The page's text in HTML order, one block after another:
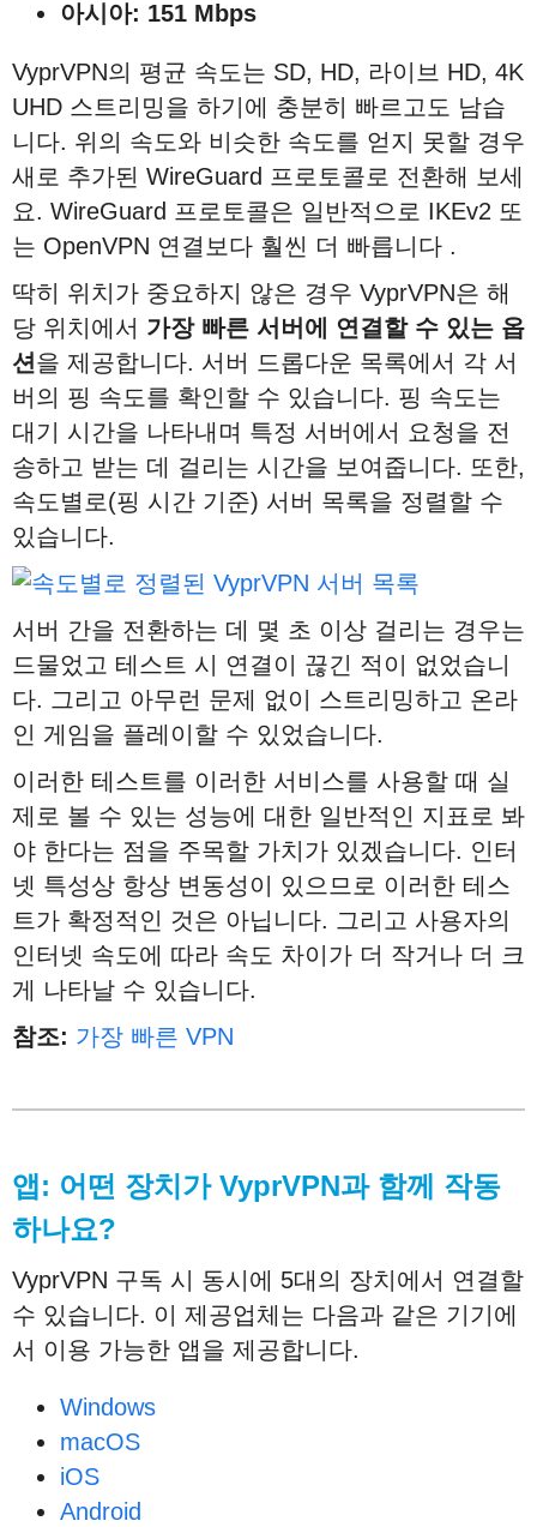
아시아: 151 Mbps
VyprVPN의 평균 속도는 SD, HD, 라이브 HD, 4K
UHD 스트리밍을 하기에 충분히 빠르고도 남습
니다. 위의 속도와 비슷한 속도를 얻지 못할 경우
새로 추가된 WireGuard 프로토콜로 전환해 보세
요. WireGuard 프로토콜은 일반적으로 IKEv2 또
는 OpenVPN 연결보다 훨씬 더 빠릅니다 .
딱히 위치가 중요하지 않은 경우 VyprVPN은 해
당 위치에서 가장 빠른 서버에 연결할 수 있는 옵
션 을 제공합니다. 서버 드롭다운 목록에서 각 서
버의 핑 속도를 확인할 수 있습니다. 핑 속도는
대기 시간을 나타내며 특정 서버에서 요청을 전
송하고 받는 데 걸리는 시간을 보여줍니다. 또한,
속도별로(핑 시간 기준) 서버 목록을 정렬할 수
있습니다.
서버 간을 전환하는 데 몇 초 이상 걸리는 경우는
드물었고 테스트 시 연결이 끊긴 적이 없었습니
다. 그리고 아무런 문제 없이 스트리밍하고 온라
인 게임을 플레이할 수 있었습니다.
이러한 테스트를 이러한 서비스를 사용할 때 실
제로 볼 수 있는 성능에 대한 일반적인 지표로 봐
야 한다는 점을 주목할 가치가 있겠습니다. 인터
넷 특성상 항상 변동성이 있으므로 이러한 테스
트가 확정적인 것은 아닙니다. 그리고 사용자의
인터넷 속도에 따라 속도 차이가 더 작거나 더 크
게 나타날 수 있습니다.
참조: 가장 빠른 VPN
앱: 어떤 장치가VyprVPN과 함께 작동
하나요?
VyprVPN 구독 시 동시에 5대의 장치에서 연결할
수 있습니다. 이 제공업체는 다음과 같은 기기에
서 이용 가능한 앱을 제공합니다.
Windows
macOS
iOS
Android